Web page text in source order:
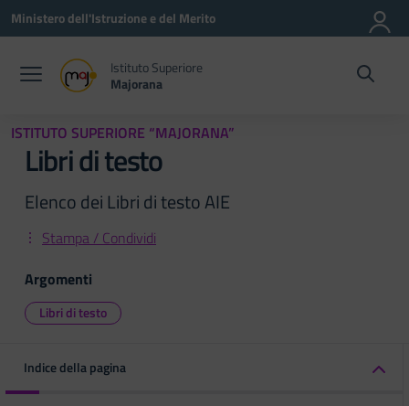
Vai ai contenuti
Vai al menu di navigazione
Vai al footer
Ministero dell'Istruzione e del Merito
Istituto Superiore
Majorana
ISTITUTO SUPERIORE “MAJORANA”
Libri di testo
Elenco dei Libri di testo AIE
Stampa / Condividi
Argomenti
Libri di testo
Indice della pagina